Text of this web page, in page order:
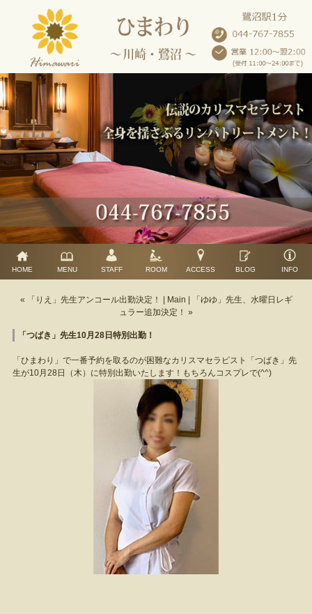
HOME MENU STAFF ROOM ACCESS BLOG INFO
« 「りえ」先生アンコール出勤決定！ Main
「ゆゆ」先生、水曜日レギ
ュラー追加決定！ »
「つばき」先生10月28日特別出勤！
「ひまわり」で一番予約を取るのが困難なカリスマセラピスト「つばき」先
生が10月28日（木）に特別出勤いたします！もちろんコスプレで(^^)